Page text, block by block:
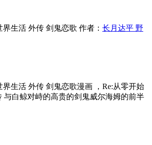
界生活 外传 剑鬼恋歌 作者： 长月达平 野
界生活 外传 剑鬼恋歌漫画 ，Re:从零开始
与白鲸对峙的高贵的剑鬼威尔海姆的前半